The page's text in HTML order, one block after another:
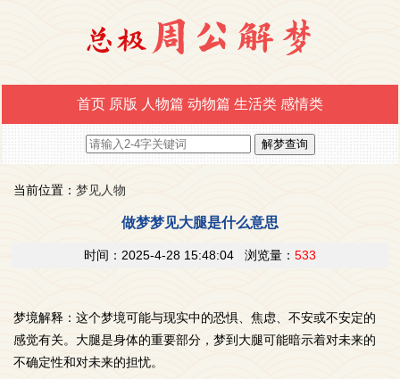
首页 原版 人物篇 动物篇 生活类 感情类
当前位置： 梦见人物
做梦梦见大腿是什么意思
时间：2025-4-28 15:48:04 浏览量： 533
梦境解释：这个梦境可能与现实中的恐惧、焦虑、不安或不安定的
感觉有关。大腿是身体的重要部分，梦到大腿可能暗示着对未来的
不确定性和对未来的担忧。